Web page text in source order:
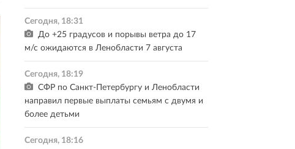
Сегодня, 18:31
До +25 градусов и порывы ветра до 17
м/с ожидаются в Ленобласти 7 августа
Сегодня, 18:19
СФР по Санкт-Петербургу и Ленобласти
направил первые выплаты семьям с двумя и
более детьми
Сегодня, 18:16